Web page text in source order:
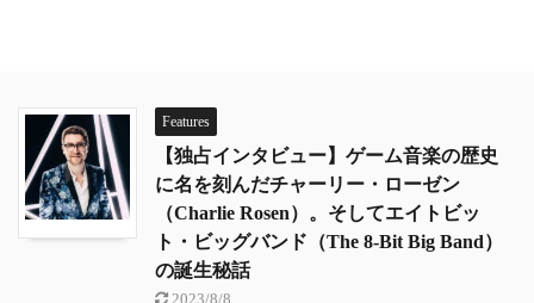
Features
【独占インタビュー】ゲーム音楽の歴史
に名を刻んだチャーリー・ローゼン
（Charlie Rosen）。そしてエイトビッ
ト・ビッグバンド（The 8-Bit Big Band）
の誕生秘話
2023/8/8